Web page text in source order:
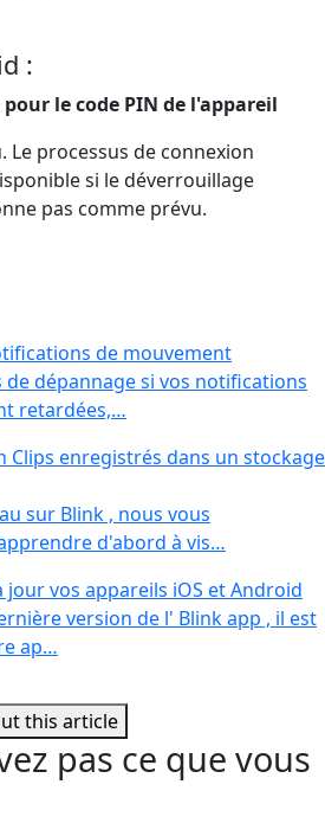
:
le code PIN de l'appareil
Le processus de connexion
si le déverrouillage
pas comme prévu.
de mouvement
de dépannage si vos notifications
retardées,…
Clips enregistrés dans un stockage
sur Blink , nous vous
d'abord à vis…
vos appareils iOS et Android
version de l' Blink app , il est
ap…
this article
pas ce que vous